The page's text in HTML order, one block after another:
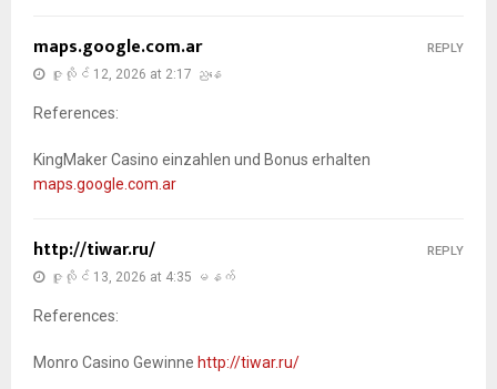
maps.google.com.ar
ဇူလိုင် 12, 2026 at 2:17 ညနေ
References:
KingMaker Casino einzahlen und Bonus erhalten
maps.google.com.ar
REPLY
http://tiwar.ru/
ဇူလိုင် 13, 2026 at 4:35 မနက်
References:
Monro Casino Gewinne http://tiwar.ru/
REPLY